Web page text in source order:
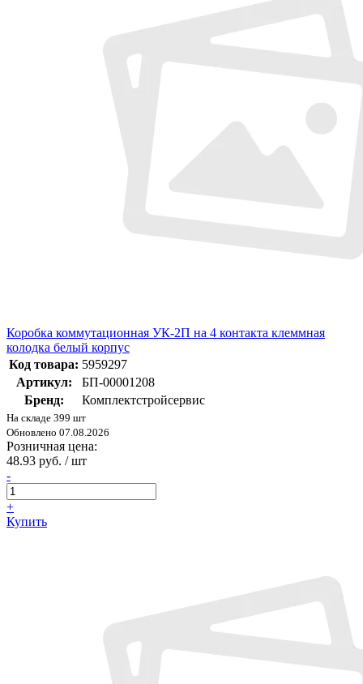
Коробка коммутационная УК-2П на 4 контакта клеммная
колодка белый корпус
Код товара: 5959297
Артикул:
БП-00001208
Бренд:
Комплектстройсервис
На складе 399 шт
Обновлено 07.08.2026
Розничная цена:
48.93 руб. / шт
-
+
Купить